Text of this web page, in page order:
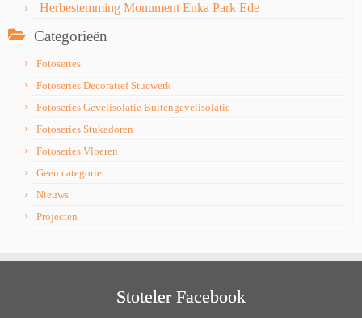
Herbestemming Monument Enka Park Ede
Categorieën
Fotoseries
Fotoseries Decoratief Stucwerk
Fotoseries Gevelisolatie Buitengevelisolatie
Fotoseries Stukadoren
Fotoseries Vloeren
Geen categorie
Nieuws
Projecten
Stoteler Facebook